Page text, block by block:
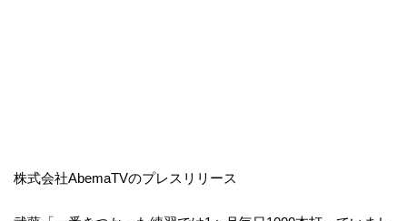
株式会社AbemaTVのプレスリリース